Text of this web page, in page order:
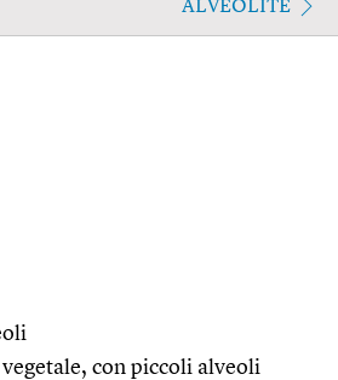
ALVEOLITE
con piccoli alveoli